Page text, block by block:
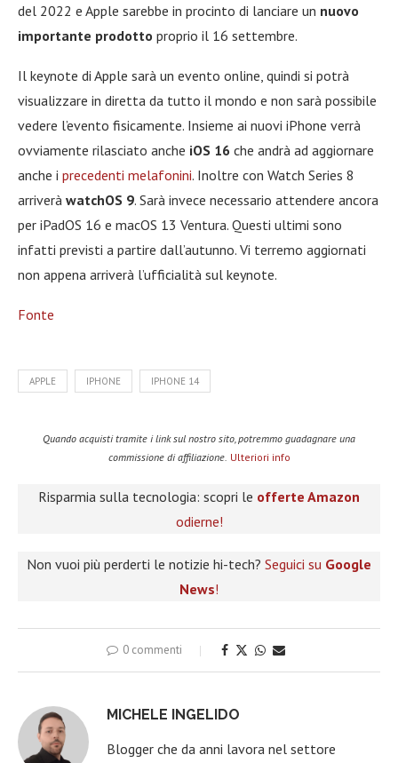
del 2022 e Apple sarebbe in procinto di lanciare un nuovo
importante prodotto proprio il 16 settembre.
Il keynote di Apple sarà un evento online, quindi si potrà
visualizzare in diretta da tutto il mondo e non sarà possibile
vedere l’evento fisicamente. Insieme ai nuovi iPhone verrà
ovviamente rilasciato anche iOS 16 che andrà ad aggiornare
anche i precedenti melafonini. Inoltre con Watch Series 8
arriverà watchOS 9. Sarà invece necessario attendere ancora
per iPadOS 16 e macOS 13 Ventura. Questi ultimi sono
infatti previsti a partire dall’autunno. Vi terremo aggiornati
non appena arriverà l’ufficialità sul keynote.
Fonte
APPLE IPHONE IPHONE 14
Quando acquisti tramite i link sul nostro sito, potremmo guadagnare una
commissione di affiliazione. Ulteriori info
Risparmia sulla tecnologia: scopri le offerte Amazon
odierne!
Non vuoi più perderti le notizie hi-tech? Seguici su Google
News!
0 commenti
MICHELE INGELIDO
Blogger che da anni lavora nel settore